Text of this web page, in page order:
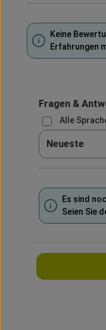
Keine
Erfahrungen
Fragen &
Alle
Sortieren nach
Es sind
Seien Sie